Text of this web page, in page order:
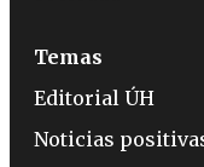
Temas
Editorial ÚH
Noticias